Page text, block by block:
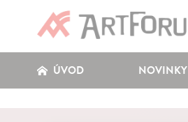
ÚVOD NOVINKY